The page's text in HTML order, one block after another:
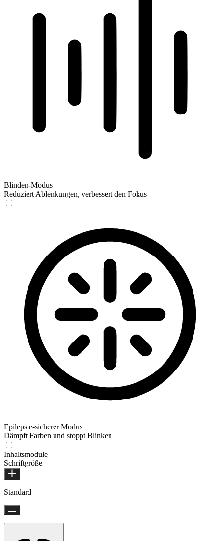
Blinden-Modus
Reduziert Ablenkungen, verbessert den Fokus
Epilepsie-sicherer Modus
Dämpft Farben und stoppt Blinken
Inhaltsmodule
Schriftgröße
Standard